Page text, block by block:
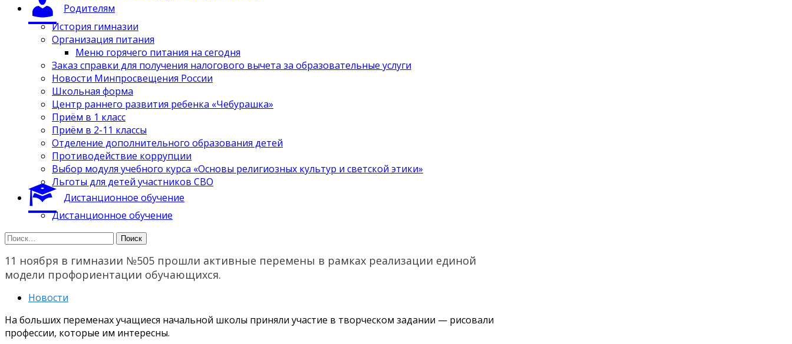
Родителям
История гимназии
Организация питания
Меню горячего питания на сегодня
Заказ справки для получения налогового вычета за образовательные услуги
Новости Минпросвещения России
Школьная форма
Центр раннего развития ребенка «Чебурашка»
Приём в 1 класс
Приём в 2-11 классы
Отделение дополнительного образования детей
Противодействие коррупции
Выбор модуля учебного курса «Основы религиозных культур и светской этики»
Льготы для детей участников СВО
Дистанционное обучение
Дистанционное обучение
Найти:
11 ноября в гимназии №505 прошли активные перемены в рамках реализации единой
модели профориентации обучающихся.
Новости
На больших переменах учащиеся начальной школы приняли участие в творческом задании — рисовали
профессии, которые им интересны.